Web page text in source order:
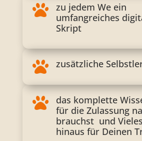

zu jedem We ein
umfangreiches
Skript
 zusätzliche

das komplette
für die Zulassung
brauchst und
hinaus für Deinen